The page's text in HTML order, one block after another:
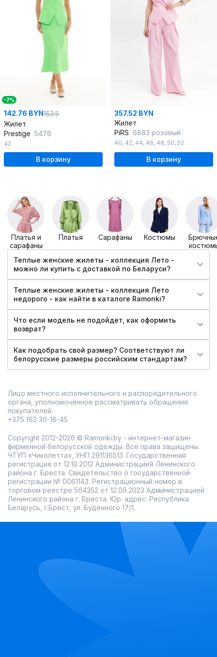
-7%
142.76 BYN153.5
Жилет
Prestige 5476
42
В корзину
357.52 BYN
Жилет
PiRS 6883 розовый
40, 42, 44, 46, 48, 50, 52
В корзину
Платья и
сарафаны
Платья Сарафаны Костюмы
Теплые женские жилеты - коллекция Лето -
можно ли купить c доставкой по Беларуси?
Теплые женские жилеты - коллекция Лето
недорого - как найти в каталоге Ramonki?
Что если модель не подойдет, как оформить
возврат?
Как подобрать свой размер? Соответствуют ли
белорусские размеры российским стандартам?
Лицо местного исполнительного и распорядительного
органа, уполномоченное рассматривать обращения
покупателей:
+375 162 30-18-45
Copyright 2012-2026 © Ramonki.by - интернет-магазин
фирменной белорусской одежды. Все права защищены.
ЧТУП «Чиколетта», УНП 291136513. Государственная
регистрация от 12.10.2012 Администрацией Ленинского
района г. Бреста. Свидетельство о государственной
регистрации № 0061143. Регистрационный номер в
торговом реестре 564352 от 12.09.2023 Администрацией
Ленинского района г. Бреста. Юр. адрес: Республика
Беларусь, г.Брест, ул. Буденного 17/1.